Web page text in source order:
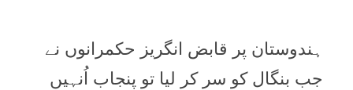
ہندوستان پر قابض انگریز حکمرانوں نے
جب بنگال کو سر کر لیا تو پنجاب اُنہیں